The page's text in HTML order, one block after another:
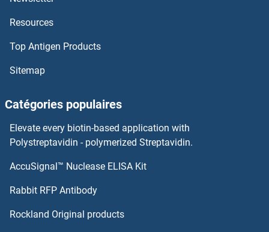
GJB2 Kits ELISA
GJB1 Kits ELISA
GIT2 Kits ELISA
GIT1 Kits ELISA
Girdin Kits ELISA
Resources
Top Antigen Products
Sitemap
Catégories populaires
Elevate every biotin-based application with
Polystreptavidin - polymerized Streptavidin.
AccuSignal™ Nuclease ELISA Kit
Rabbit RFP Antibody
Rockland Original products